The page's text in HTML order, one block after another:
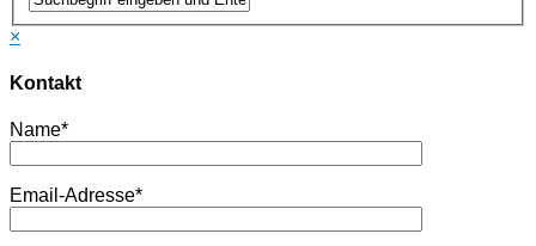
×
Kontakt
Name*
Email-Adresse*